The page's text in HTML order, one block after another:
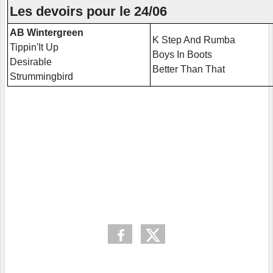
Les devoirs pour le 24/06
AB Wintergreen
Tippin'It Up
Desirable
Strummingbird
K Step And Rumba
Boys In Boots
Better Than That